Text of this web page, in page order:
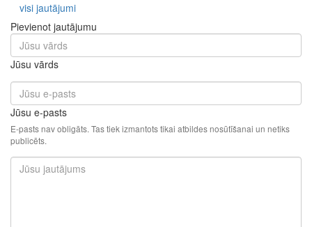
visi jautājumi
Pievienot jautājumu
Jūsu vārds
Jūsu e-pasts
E-pasts nav obligāts. Tas tiek izmantots tikai atbildes nosūtīšanai un netiks
publicēts.